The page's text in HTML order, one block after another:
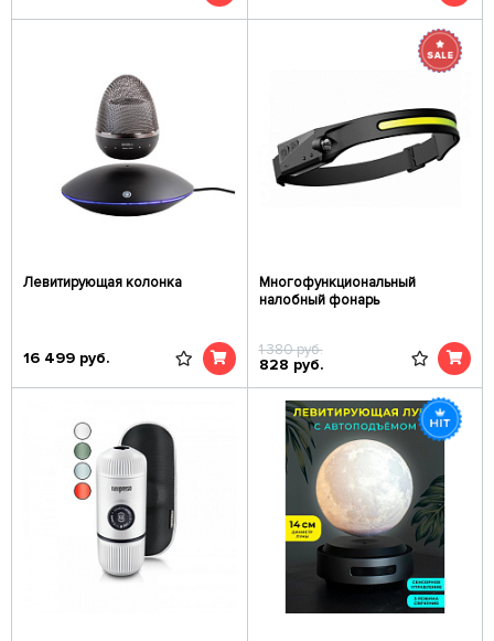
Левитирующая колонка
16 499 руб.
Многофункциональный
налобный фонарь
1 380руб.
828 руб.